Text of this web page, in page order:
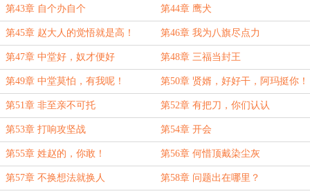
第43章 自个办自个 第44章 鹰犬
第45章 赵大人的觉悟就是高！ 第46章 我为八旗尽点力
第47章 中堂好，奴才便好 第48章 三福当封王
第49章 中堂莫怕，有我呢！ 第50章 贤婿，好好干，阿玛挺你！
第51章 非至亲不可托 第52章 有把刀，你们认认
第53章 打响攻坚战 第54章 开会
第55章 姓赵的，你敢！ 第56章 何惜顶戴染尘灰
第57章 不换想法就换人 第58章 问题出在哪里？